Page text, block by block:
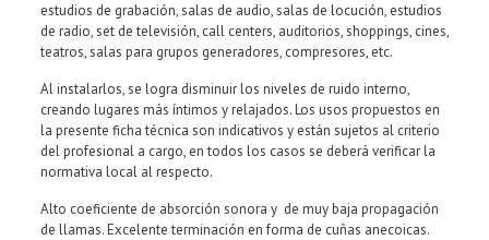
estudios de grabación, salas de audio, salas de locución, estudios
de radio, set de televisión, call centers, auditorios, shoppings, cines,
teatros, salas para grupos generadores, compresores, etc.
Al instalarlos, se logra disminuir los niveles de ruido interno,
creando lugares más íntimos y relajados. Los usos propuestos en
la presente ficha técnica son indicativos y están sujetos al criterio
del profesional a cargo, en todos los casos se deberá verificar la
normativa local al respecto.
Alto coeficiente de absorción sonora y de muy baja propagación
de llamas. Excelente terminación en forma de cuñas anecoicas.